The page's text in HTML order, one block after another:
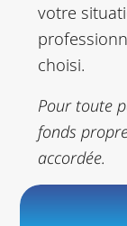
votre
choisi.
Pour toute
fonds
accordée.